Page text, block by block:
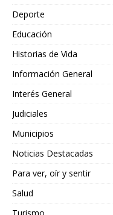
Deporte
Educación
Historias de Vida
Información General
Interés General
Judiciales
Municipios
Noticias Destacadas
Para ver, oír y sentir
Salud
Turismo